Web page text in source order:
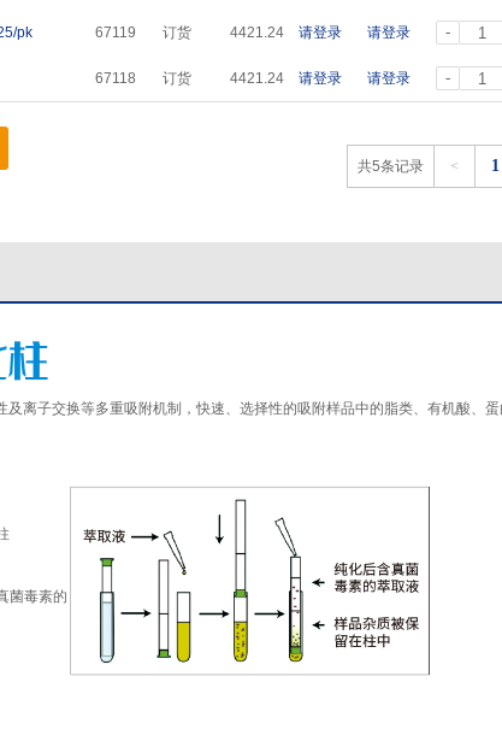
pk 67119 订货 4421.24 请登录 请登录 -
67118 订货 4421.24 请登录 请登录 -
共5条记录 < 1
离子交换等多重吸附机制，快速、选择性的吸附样品中的脂类、有机酸、
菌毒素的